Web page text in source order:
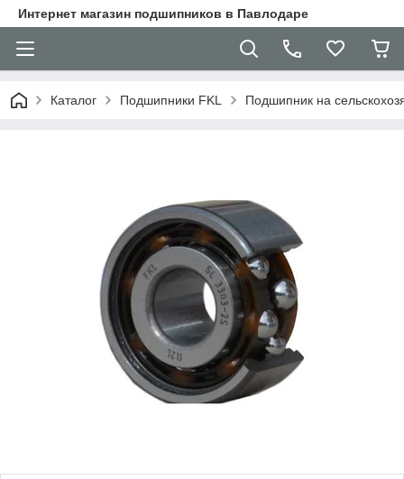
Интернет магазин подшипников в Павлодаре
Каталог Подшипники FKL Подшипник на